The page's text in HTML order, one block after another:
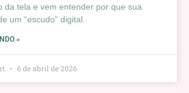
da tela e vem entender por que sua
um “escudo” digital.
»
6 de abril de 2026